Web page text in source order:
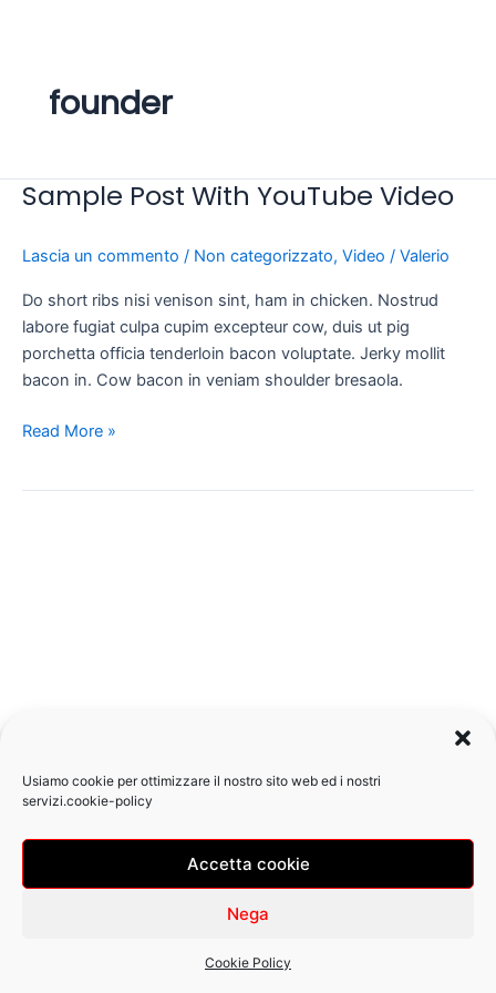
Usiamo cookie per ottimizzare il nostro sito web ed i nostri
servizi.cookie-policy
Accetta cookie
Nega
Cookie Policy
founder
Sample Post With YouTube Video
Lascia un commento / Non categorizzato, Video / Valerio
Do short ribs nisi venison sint, ham in chicken. Nostrud
labore fugiat culpa cupim excepteur cow, duis ut pig
porchetta officia tenderloin bacon voluptate. Jerky mollit
bacon in. Cow bacon in veniam shoulder bresaola.
Sample
With
Video
Read More »
Copyright © 2026 Pizzeria Ostiense | Design
by Zazza